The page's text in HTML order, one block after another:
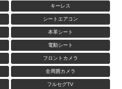
キーレス
シートエアコン
本革シート
電動シート
フロントカメラ
全周囲カメラ
フルセグTV